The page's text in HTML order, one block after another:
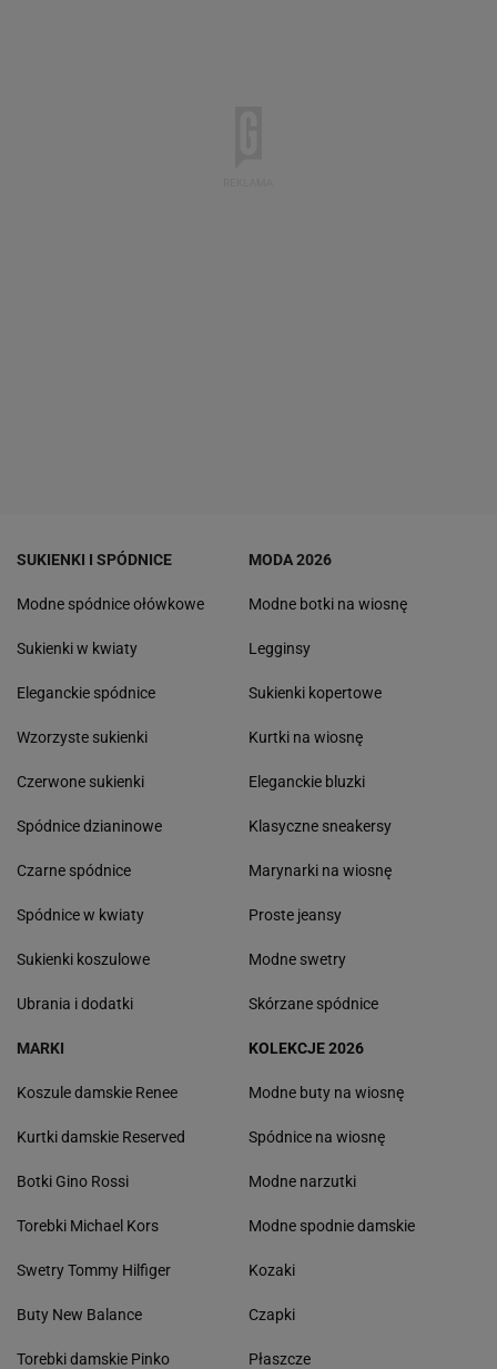
SUKIENKI I SPÓDNICE
Modne spódnice ołówkowe
Sukienki w kwiaty
Eleganckie spódnice
Wzorzyste sukienki
Czerwone sukienki
Spódnice dzianinowe
Czarne spódnice
Spódnice w kwiaty
Sukienki koszulowe
Ubrania i dodatki
MODA 2026
Modne botki na wiosnę
Legginsy
Sukienki kopertowe
Kurtki na wiosnę
Eleganckie bluzki
Klasyczne sneakersy
Marynarki na wiosnę
Proste jeansy
Modne swetry
Skórzane spódnice
MARKI
Koszule damskie Renee
Kurtki damskie Reserved
Botki Gino Rossi
Torebki Michael Kors
Swetry Tommy Hilfiger
Buty New Balance
Torebki damskie Pinko
KOLEKCJE 2026
Modne buty na wiosnę
Spódnice na wiosnę
Modne narzutki
Modne spodnie damskie
Kozaki
Czapki
Płaszcze